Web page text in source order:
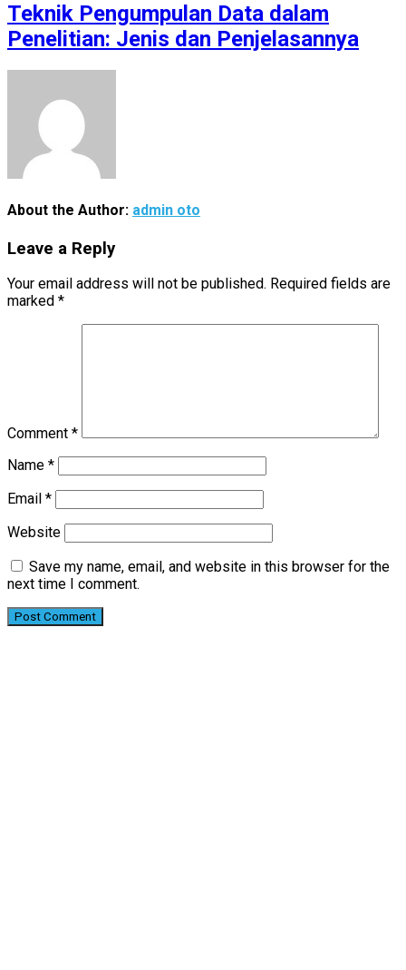
Teknik Pengumpulan Data dalam
Penelitian: Jenis dan Penjelasannya
About the Author: admin oto
Leave a Reply
Your email address will not be published. Required fields are
marked *
Comment *
Name *
Email *
Website
Save my name, email, and website in this browser for the
next time I comment.